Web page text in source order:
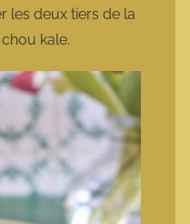
les deux tiers de la
kale.